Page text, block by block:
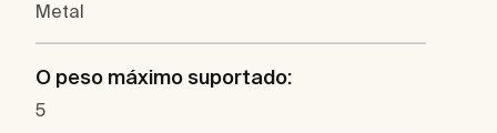
Metal
O peso máximo suportado:
5